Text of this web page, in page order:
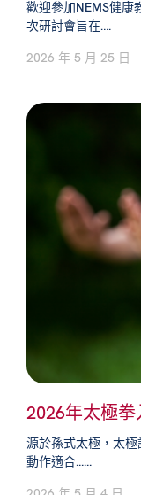
歡迎參加NEMS健康
次研討會旨在….
2026 年 5 月 25 日
2026年太極拳
源於孫式太極，太
動作適合......